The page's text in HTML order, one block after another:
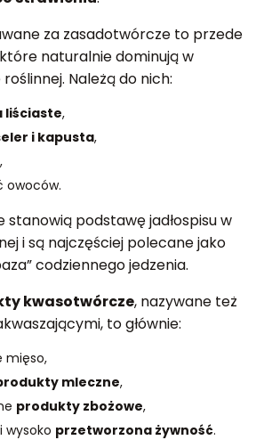
za zasadotwórcze to przede
naturalnie dominują w
Należą do nich:
liściaste,
i kapusta,
owoców.
stanowią podstawę jadłospisu w
i są najczęściej polecane jako
codziennego jedzenia.
kwasotwórcze, nazywane też
to głównie:
mięso,
mleczne,
produkty zbożowe,
wysoko przetworzona żywność.